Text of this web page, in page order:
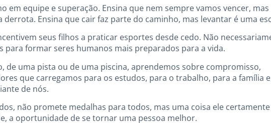
em equipe e superação. Ensina que nem sempre vamos vencer,
Ensina que cair faz parte do caminho, mas levantar é uma
seus filhos a praticar esportes desde cedo. Não
formar seres humanos mais preparados para a vida.
de uma pista ou de uma piscina, aprendemos sobre compromisso,
que carregamos para os estudos, para o trabalho, para a família
de nós.
não promete medalhas para todos, mas uma coisa ele certamente
a oportunidade de se tornar uma pessoa melhor.